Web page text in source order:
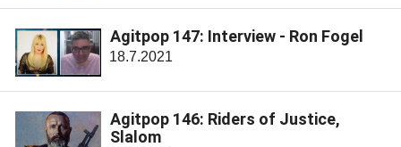
Agitpop 147: Interview - Ron Fogel
18.7.2021
Agitpop 146: Riders of Justice,
Slalom